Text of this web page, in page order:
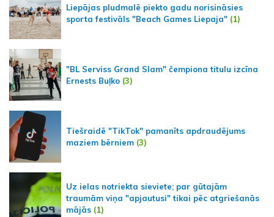
Liepājas pludmalē piekto gadu norisināsies
sporta festivāls "Beach Games Liepaja" (1)
"BL Serviss Grand Slam" čempiona titulu izcīna
Ernests Buļko (3)
Tiešraidē "TikTok" pamanīts apdraudējums
maziem bērniem (3)
Uz ielas notriekta sieviete; par gūtajām
traumām viņa "apjautusi" tikai pēc atgriešanās
mājās (1)